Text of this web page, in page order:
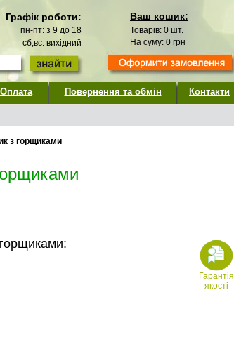
Графік роботи:
пн-пт: з 9 до 18
сб,вс: вихідний
Ваш кошик:
Товарів: 0 шт.
На суму: 0 грн
Оплата Повернення та обмін Контакти
з горщиками
Гарантія
якості